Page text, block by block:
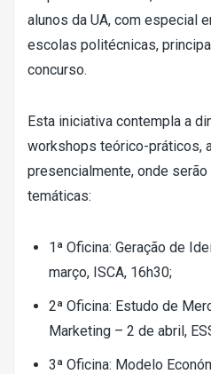
alunos da UA, com especial
escolas politécnicas,
concurso.
Esta iniciativa contempla a
workshops teórico-práticos,
presencialmente, onde
temáticas:
1ª Oficina: Geração de
março, ISCA, 16h30;
2ª Oficina: Estudo de
Marketing – 2 de abril,
3ª Oficina: Modelo